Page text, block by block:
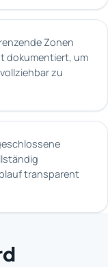
Zonen
dokumentiert, um
zu
transparent